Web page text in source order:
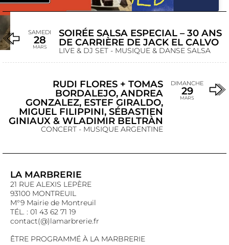
SAMEDI
28
MARS
SOIRÉE SALSA ESPECIAL – 30 ANS
DE CARRIÈRE DE JACK EL CALVO
LIVE & DJ SET - MUSIQUE & DANSE SALSA
RUDI FLORES + TOMAS
BORDALEJO, ANDREA
GONZALEZ, ESTEF GIRALDO,
MIGUEL FILIPPINI, SÉBASTIEN
GINIAUX & WLADIMIR BELTRÀN
CONCERT - MUSIQUE ARGENTINE
DIMANCHE
29
MARS
LA MARBRERIE
21 RUE ALEXIS LEPÈRE
93100 MONTREUIL
M°9 Mairie de Montreuil
TÉL. : 01 43 62 71 19
contact(@)lamarbrerie.fr
ÊTRE PROGRAMMÉ À LA MARBRERIE